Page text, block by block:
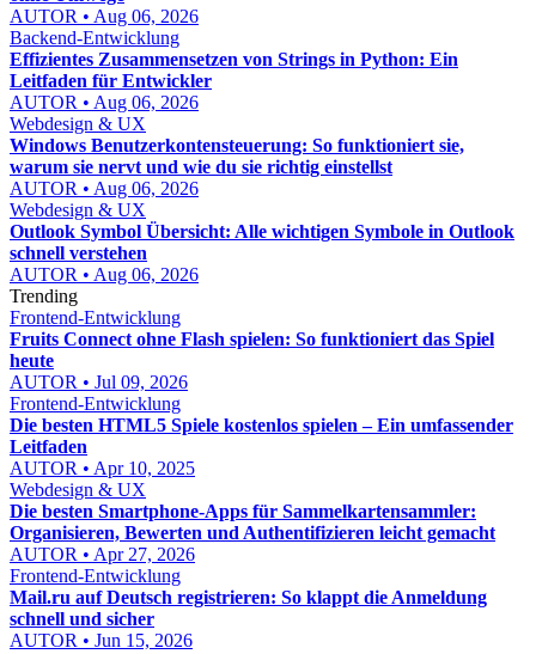
AUTOR • Aug 06, 2026
Backend-Entwicklung
Effizientes Zusammensetzen von Strings in Python: Ein
Leitfaden für Entwickler
AUTOR • Aug 06, 2026
Webdesign & UX
Windows Benutzerkontensteuerung: So funktioniert sie,
warum sie nervt und wie du sie richtig einstellst
AUTOR • Aug 06, 2026
Webdesign & UX
Outlook Symbol Übersicht: Alle wichtigen Symbole in Outlook
schnell verstehen
AUTOR • Aug 06, 2026
Trending
Frontend-Entwicklung
Fruits Connect ohne Flash spielen: So funktioniert das Spiel
heute
AUTOR • Jul 09, 2026
Frontend-Entwicklung
Die besten HTML5 Spiele kostenlos spielen – Ein umfassender
Leitfaden
AUTOR • Apr 10, 2025
Webdesign & UX
Die besten Smartphone-Apps für Sammelkartensammler:
Organisieren, Bewerten und Authentifizieren leicht gemacht
AUTOR • Apr 27, 2026
Frontend-Entwicklung
Mail.ru auf Deutsch registrieren: So klappt die Anmeldung
schnell und sicher
AUTOR • Jun 15, 2026